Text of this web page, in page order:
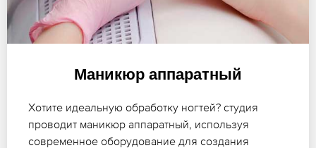
Маникюр аппаратный
Хотите идеальную обработку ногтей? студия
проводит маникюр аппаратный, используя
современное оборудование для создания